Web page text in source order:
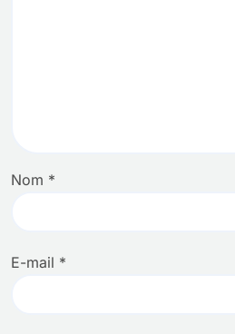
Nom *
E-mail *